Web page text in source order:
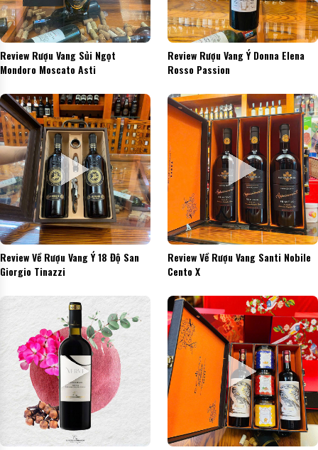
Review Rượu Vang Sủi Ngọt
Mondoro Moscato Asti
Review Rượu Vang Ý Donna Elena
Rosso Passion
Review Về Rượu Vang Ý 18 Độ San
Giorgio Tinazzi
Review Về Rượu Vang Santi Nobile
Cento X